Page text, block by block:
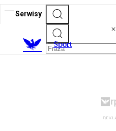
Serwisy
Sport